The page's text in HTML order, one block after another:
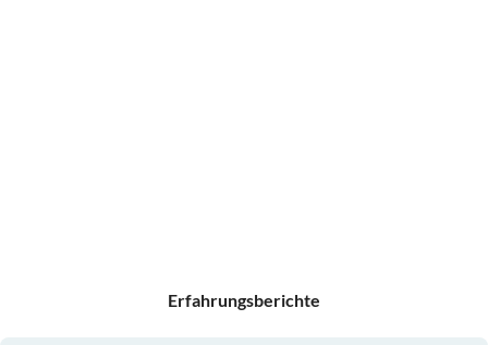
Erfahrungsberichte